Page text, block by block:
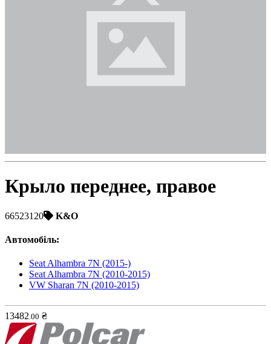
Крыло переднее, правое
66523120 K&O
Автомобіль:
Seat Alhambra 7N (2015-)
Seat Alhambra 7N (2010-2015)
VW Sharan 7N (2010-2015)
13482.00 ₴